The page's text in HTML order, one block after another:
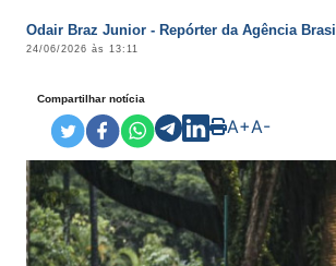
Odair Braz Junior - Repórter da Agência Brasil
24/06/2026 às 13:11
Compartilhar notícia
A+A-